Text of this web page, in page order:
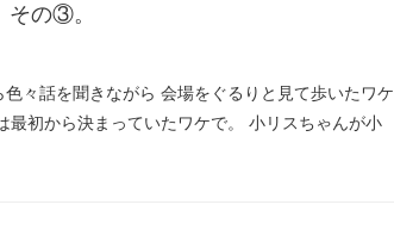
の③。
々話を聞きながら 会場をぐるりと見て歩いたワケ
初から決まっていたワケで。 小リスちゃんが小